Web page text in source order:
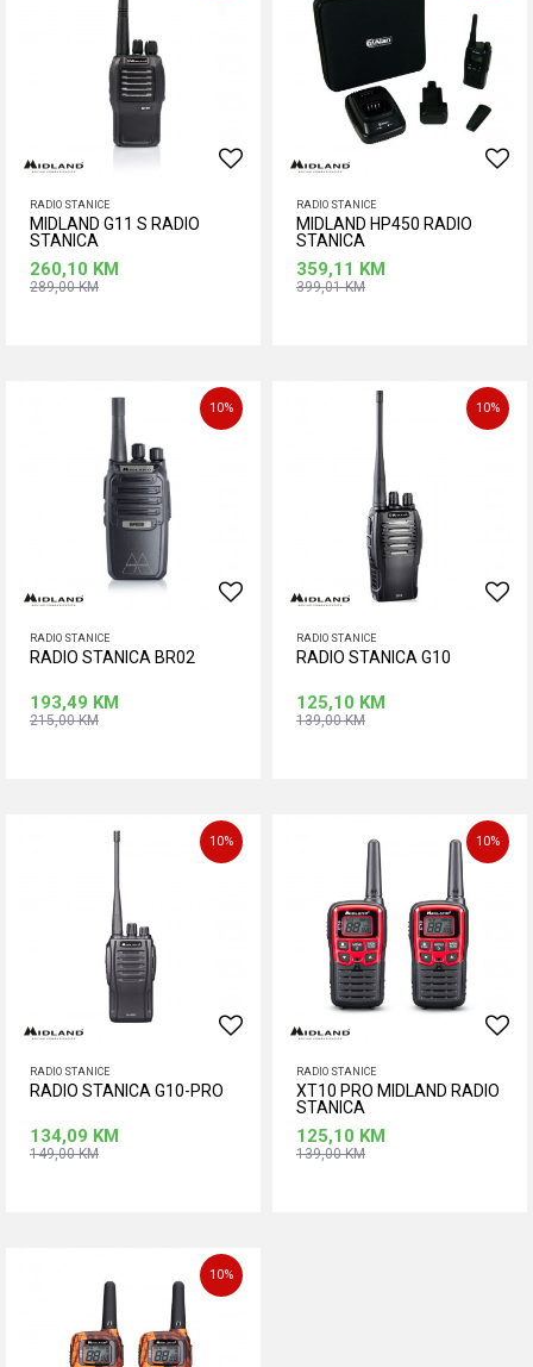
RADIO STANICE
MIDLAND G11 S RADIO
STANICA
260,10 KM
289,00KM
RADIO STANICE
MIDLAND HP450 RADIO
STANICA
359,11 KM
399,01KM
10%
RADIO STANICE
RADIO STANICA BR02
193,49 KM
215,00KM
10%
RADIO STANICE
RADIO STANICA G10
125,10 KM
139,00KM
10%
RADIO STANICE
RADIO STANICA G10-PRO
134,09 KM
149,00KM
10%
RADIO STANICE
XT10 PRO MIDLAND RADIO
STANICA
125,10 KM
139,00KM
10%